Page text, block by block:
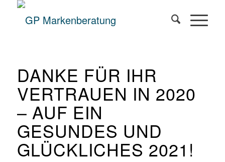
DANKE FÜR IHR
VERTRAUEN IN 2020
– AUF EIN
GESUNDES UND
GLÜCKLICHES 2021!